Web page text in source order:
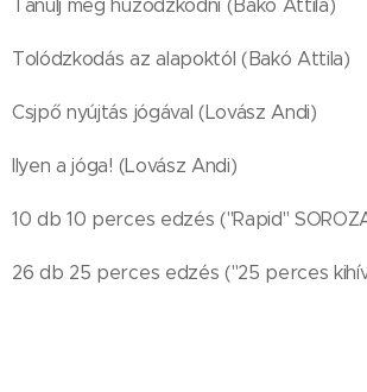
Tanulj meg húzódzkodni (Bakó Attila)
Tolódzkodás az alapoktól (Bakó Attila)
Csjpő nyújtás jógával (Lovász Andi)
Ilyen a jóga! (Lovász Andi)
10 db 10 perces edzés ("Rapid"
26 db 25 perces edzés ("25 perces